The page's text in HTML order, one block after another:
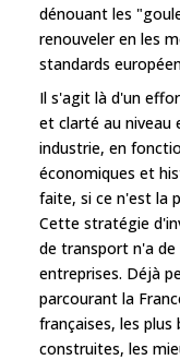
dénouant les
renouveler en les
standards
Il s'agit là d'un
et clarté au niveau
industrie, en
économiques et
faite, si ce n'est la
Cette stratégie
de transport n'a de
entreprises. Déjà
parcourant la
françaises, les plus
construites, les